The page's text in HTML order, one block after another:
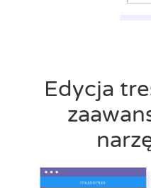
Edycja